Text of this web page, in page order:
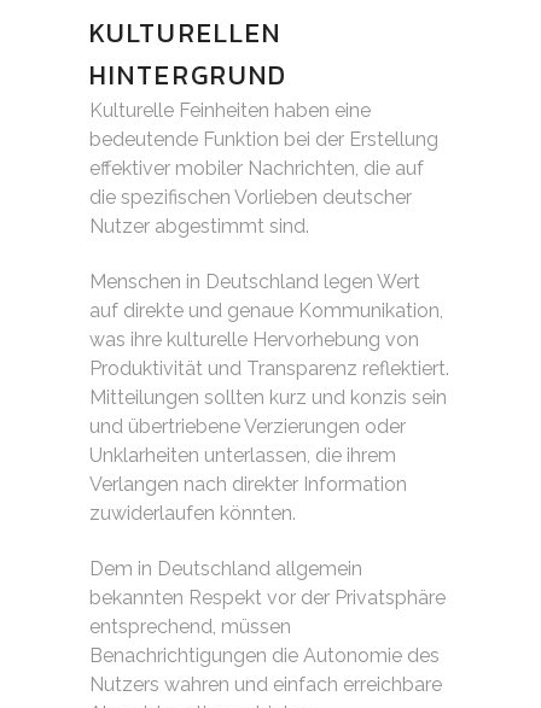
KULTURELLEN
HINTERGRUND
Kulturelle Feinheiten haben eine
bedeutende Funktion bei der Erstellung
effektiver mobiler Nachrichten, die auf
die spezifischen Vorlieben deutscher
Nutzer abgestimmt sind.
Menschen in Deutschland legen Wert
auf direkte und genaue Kommunikation,
was ihre kulturelle Hervorhebung von
Produktivität und Transparenz reflektiert.
Mitteilungen sollten kurz und konzis sein
und übertriebene Verzierungen oder
Unklarheiten unterlassen, die ihrem
Verlangen nach direkter Information
zuwiderlaufen könnten.
Dem in Deutschland allgemein
bekannten Respekt vor der Privatsphäre
entsprechend, müssen
Benachrichtigungen die Autonomie des
Nutzers wahren und einfach erreichbare